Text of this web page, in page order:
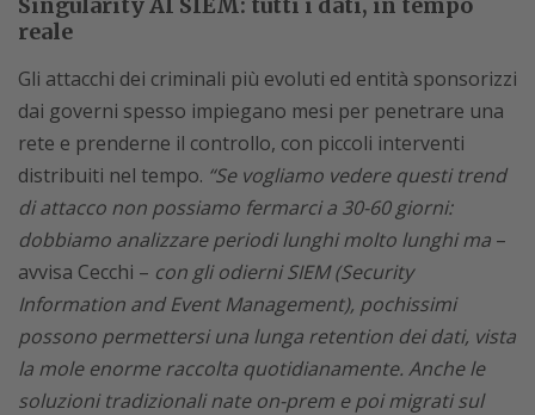
reale
Gli attacchi dei criminali più evoluti ed entità sponsorizzi
dai governi spesso impiegano mesi per penetrare una
rete e prenderne il controllo, con piccoli interventi
distribuiti nel tempo. “Se vogliamo vedere questi trend
di attacco non possiamo fermarci a 30-60 giorni:
dobbiamo analizzare periodi lunghi molto lunghi ma –
avvisa Cecchi – con gli odierni SIEM (Security
Information and Event Management), pochissimi
possono permettersi una lunga retention dei dati, vista
la mole enorme raccolta quotidianamente. Anche le
soluzioni tradizionali nate on-prem e poi migrati sul